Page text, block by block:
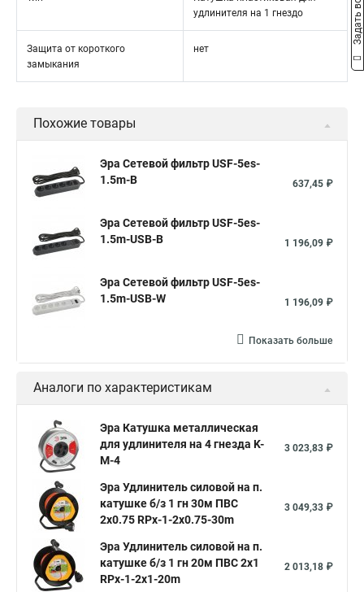
удлинителя на 1 гнездо
Защита от короткого
замыкания
нет
Похожие товары
Эра Сетевой фильтр USF-5es-
1.5m-B
637,45 ₽
Эра Сетевой фильтр USF-5es-
1.5m-USB-B
1 196,09 ₽
Эра Сетевой фильтр USF-5es-
1.5m-USB-W
1 196,09 ₽
Показать больше
Аналоги по характеристикам
Эра Катушка металлическая
для удлинителя на 4 гнезда K-
M-4
3 023,83 ₽
Эра Удлинитель силовой на п.
катушке б/з 1 гн 30м ПВС
2х0.75 RPx-1-2x0.75-30m
3 049,33 ₽
Эра Удлинитель силовой на п.
катушке б/з 1 гн 20м ПВС 2х1
RPx-1-2x1-20m
2 013,18 ₽